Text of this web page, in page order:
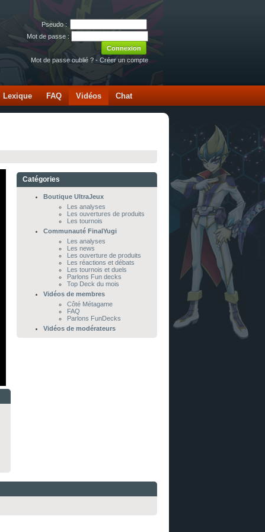
Pseudo :
Mot de passe :
Mot de passe oublié ? - Créer un compte
Lexique FAQ Vidéos Chat
Catégories
Boutique UltraJeux
Les analyses
Les ouvertures de produits
Les tournois
Communauté FinalYugi
Les analyses
Les news
Les ouverture de produits
Les réactions et débats
Les tournois et duels
Parlons Fun decks
Top Deck du mois
Vidéos de membres
Côté Métagame
FAQ
Parlons FunDecks
Vidéos de modérateurs